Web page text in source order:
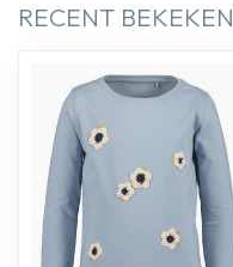
RECENT BEKEKEN